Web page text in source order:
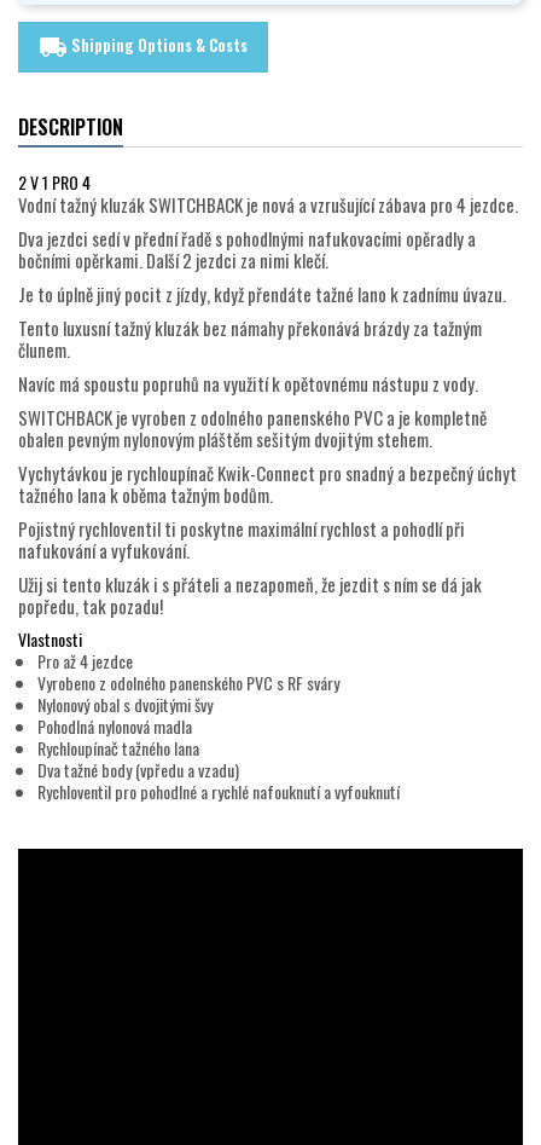
local_shipping Shipping Options & Costs
DESCRIPTION
2 V 1 PRO 4
Vodní tažný kluzák SWITCHBACK je nová a vzrušující zábava pro 4 jezdce.
Dva jezdci sedí v přední řadě s pohodlnými nafukovacími opěradly a
bočními opěrkami. Další 2 jezdci za nimi klečí.
Je to úplně jiný pocit z jízdy, když přendáte tažné lano k zadnímu úvazu.
Tento luxusní tažný kluzák bez námahy překonává brázdy za tažným
člunem.
Navíc má spoustu popruhů na využití k opětovnému nástupu z vody.
SWITCHBACK je vyroben z odolného panenského PVC a je kompletně
obalen pevným nylonovým pláštěm sešitým dvojitým stehem.
Vychytávkou je rychloupínač Kwik-Connect pro snadný a bezpečný úchyt
tažného lana k oběma tažným bodům.
Pojistný rychloventil ti poskytne maximální rychlost a pohodlí při
nafukování a vyfukování.
Užij si tento kluzák i s přáteli a nezapomeň, že jezdit s ním se dá jak
popředu, tak pozadu!
Vlastnosti
Pro až 4 jezdce
Vyrobeno z odolného panenského PVC s RF sváry
Nylonový obal s dvojitými švy
Pohodlná nylonová madla
Rychloupínač tažného lana
Dva tažné body (vpředu a vzadu)
Rychloventil pro pohodlné a rychlé nafouknutí a vyfouknutí